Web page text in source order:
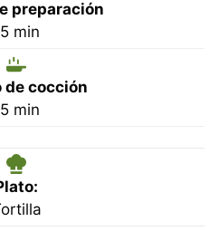
preparación
minutos
min
de cocción
minutos
min